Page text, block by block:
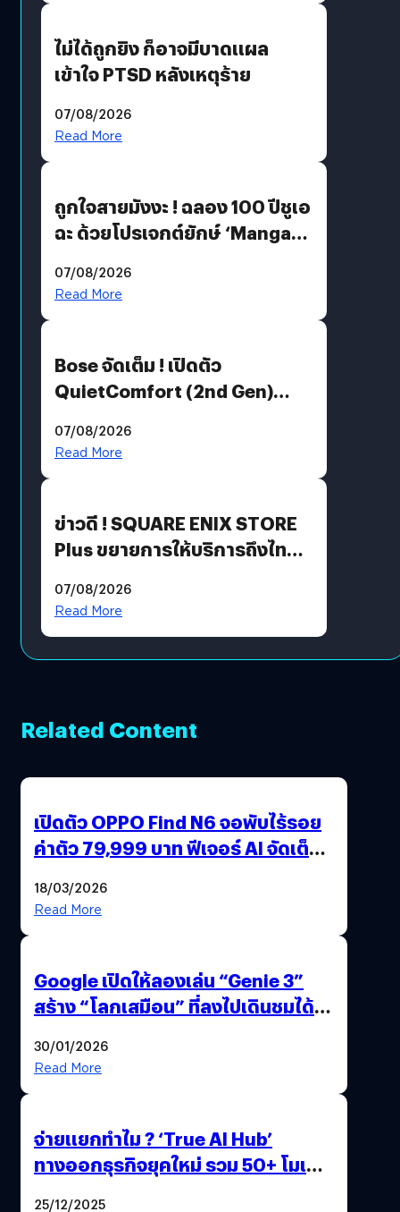
ไม่ได้ถูกยิง ก็อาจมีบาดแผล
เข้าใจ PTSD หลังเหตุร้าย
07/08/2026
Read More
ถูกใจสายมังงะ ! ฉลอง 100 ปีชูเอ
ฉะ ด้วยโปรเจกต์ยักษ์ ‘Manga
มีภาษาไทยด้วย
07/08/2026
Read More
Bose จัดเต็ม ! เปิดตัว
QuietComfort (2nd Gen)
07/08/2026
Read More
ข่าวดี ! SQUARE ENIX STORE
Plus ขยายการให้บริการถึงไทย
โดยตรง
07/08/2026
Read More
Related Content
เปิดตัว OPPO Find N6 จอพับไร้รอย
ค่าตัว 79,999 บาท ฟีเจอร์ AI จัดเต็ม
18/03/2026
Read More
Google เปิดให้ลองเล่น “Genie 3”
สร้าง “โลกเสมือน” ที่ลงไปเดินชมได้
30/01/2026
Read More
จ่ายแยกทำไม ? ‘True AI Hub’
ทางออกธุรกิจยุคใหม่ รวม 50+ โมเดล
25/12/2025